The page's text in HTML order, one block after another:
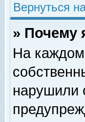
Вернуться
» Почему
На
нарушили